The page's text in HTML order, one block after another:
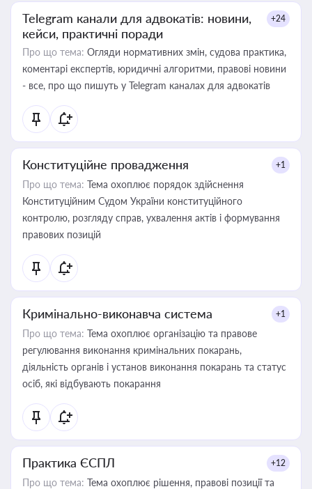
Telegram канали для адвокатів: новини,
кейси, практичні поради
+24
Про що тема: Огляди нормативних змін, судова практика,
коментарі експертів, юридичні алгоритми, правові новини
- все, про що пишуть у Telegram каналах для адвокатів
Конституційне провадження +1
Про що тема: Тема охоплює порядок здійснення
Конституційним Судом України конституційного
контролю, розгляду справ, ухвалення актів і формування
правових позицій
Кримінально-виконавча система +1
Про що тема: Тема охоплює організацію та правове
регулювання виконання кримінальних покарань,
діяльність органів і установ виконання покарань та статус
осіб, які відбувають покарання
Практика ЄСПЛ +12
Про що тема: Тема охоплює рішення, правові позиції та